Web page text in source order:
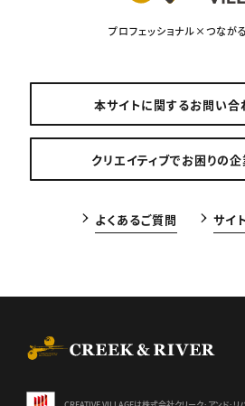
プロフェッショナル×つなが
本サイトに関するお問い合
クリエイティブでお困りの
よくあるご質問 サイ